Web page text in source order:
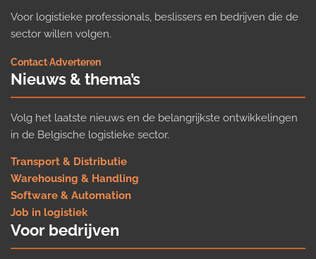
Voor logistieke professionals, beslissers en bedrijven die de
sector willen volgen.
Contact·Adverteren
Nieuws & thema’s
Volg het laatste nieuws en de belangrijkste ontwikkelingen
in de Belgische logistieke sector.
Transport & Distributie
Warehousing & Handling
Software & Automation
Job in logistiek
Voor bedrijven